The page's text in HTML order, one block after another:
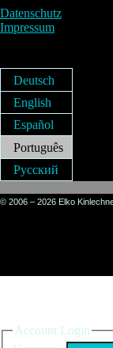
Datenschutz
Impressum
Deutsch
English
Español
Português
Русский
© 2006 – 2026 Elko
Account Login